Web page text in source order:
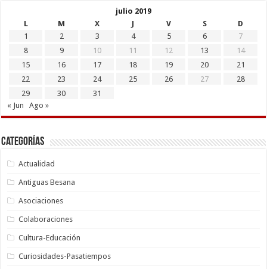
julio 2019
L
M X J V S
D
1
2 3 4 5 6
7
8
9 10 11 12 13
14
15
16 17 18 19 20
21
22
23 24 25 26 27
28
29
30
31
« Jun
Ago »
Categorías
Actualidad
Antiguas Besana
Asociaciones
Colaboraciones
Cultura-Educación
Curiosidades-Pasatiempos